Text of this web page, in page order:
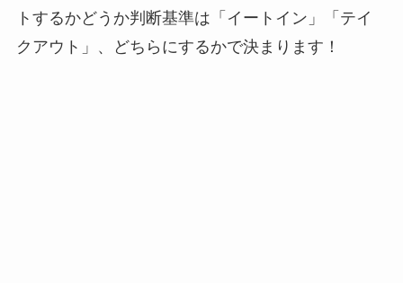
トするかどうか判断基準は「イートイン」「テイ
クアウト」、どちらにするかで決まります！